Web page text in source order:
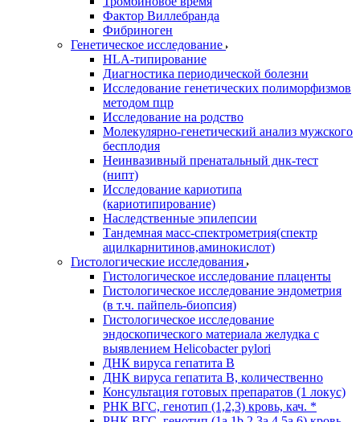
Фактор Виллебранда
Фибриноген
Генетическое исследование
HLA-типирование
Диагностика периодической болезни
Исследование генетических полиморфизмов
методом пцр
Исследование на родство
Молекулярно-генетический анализ мужского
бесплодия
Неинвазивный пренатальный днк-тест
(нипт)
Исследование кариотипа
(кариотипирование)
Наследственные эпилепсии
Тандемная масс-спектрометрия(спектр
ацилкарнитинов,аминокислот)
Гистологические исследования
Гистологическое исследование плаценты
Гистологическое исследование эндометрия
(в т.ч. пайпель-биопсия)
Гистологическое исследование
эндоскопического материала желудка с
выявлением Helicobacter pylori
ДНК вируса гепатита B
ДНК вируса гепатита B, количественно
Консультация готовых препаратов (1 локус)
РНК ВГC, генотип (1,2,3) кровь, кач. *